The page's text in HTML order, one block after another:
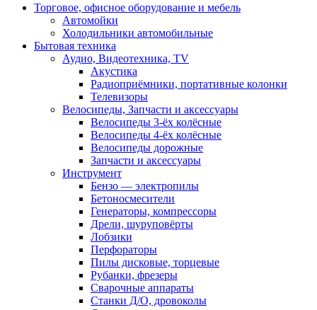
Торговое, офисное оборудование и мебель
Автомойки
Холодильники автомобильные
Бытовая техника
Аудио, Видеотехника, TV
Акустика
Радиоприёмники, портативные колонки
Телевизоры
Велосипеды, Запчасти и аксессуары
Велосипеды 3-ёх колёсные
Велосипеды 4-ёх колёсные
Велосипеды дорожные
Запчасти и аксессуары
Инструмент
Бензо — электропилы
Бетоносмесители
Генераторы, компрессоры
Дрели, шуруповёрты
Лобзики
Перфораторы
Пилы дисковые, торцевые
Рубанки, фрезеры
Сварочные аппараты
Станки Д/О, дровоколы